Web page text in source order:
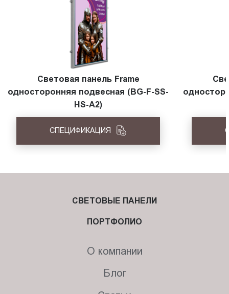
Световая панель Frame
односторонняя подвесная (BG-F-SS-
HS-A2)
СПЕЦИФИКАЦИЯ
СВЕТОВЫЕ ПАНЕЛИ
ПОРТФОЛИО
О компании
Блог